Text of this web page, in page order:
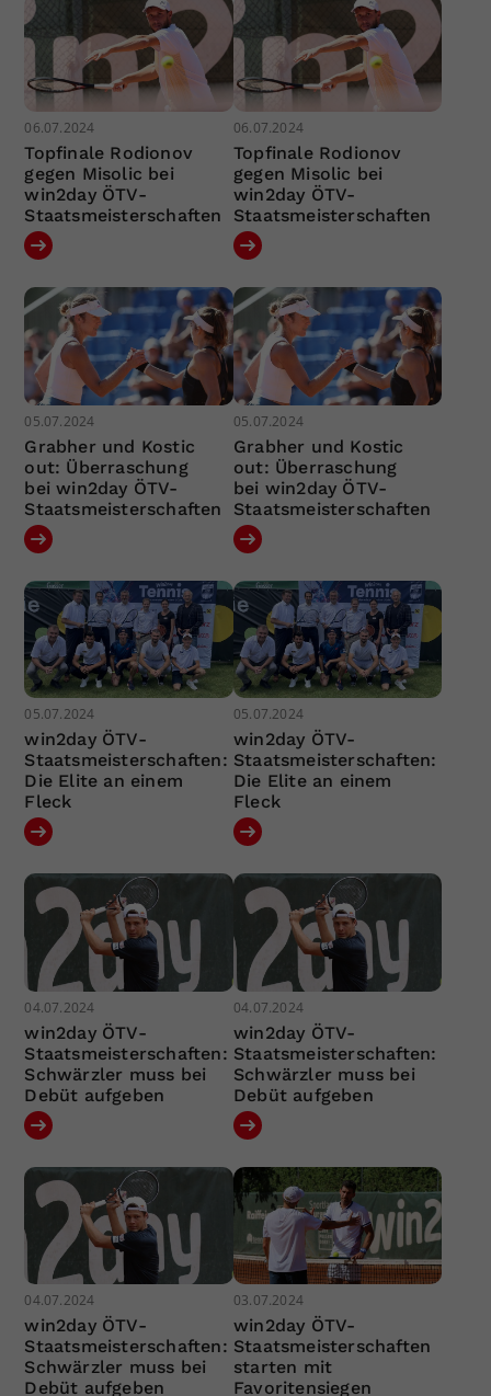
06.07.2024
Topfinale Rodionov
gegen Misolic bei
win2day ÖTV-
Staatsmeisterschaften
06.07.2024
Topfinale Rodionov
gegen Misolic bei
win2day ÖTV-
Staatsmeisterschaften
05.07.2024
Grabher und Kostic
out: Überraschung
bei win2day ÖTV-
Staatsmeisterschaften
05.07.2024
Grabher und Kostic
out: Überraschung
bei win2day ÖTV-
Staatsmeisterschaften
05.07.2024
win2day ÖTV-
Staatsmeisterschaften:
Die Elite an einem
Fleck
05.07.2024
win2day ÖTV-
Staatsmeisterschaften:
Die Elite an einem
Fleck
04.07.2024
win2day ÖTV-
Staatsmeisterschaften:
Schwärzler muss bei
Debüt aufgeben
04.07.2024
win2day ÖTV-
Staatsmeisterschaften:
Schwärzler muss bei
Debüt aufgeben
04.07.2024
win2day ÖTV-
Staatsmeisterschaften:
Schwärzler muss bei
Debüt aufgeben
03.07.2024
win2day ÖTV-
Staatsmeisterschaften
starten mit
Favoritensiegen